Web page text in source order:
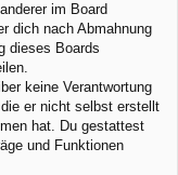
im Board
dich nach Abmahnung
dieses Boards
keine Verantwortung
er nicht selbst erstellt
hat. Du gestattest
und Funktionen